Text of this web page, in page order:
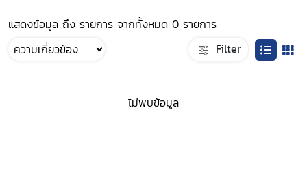
แสดงข้อมูล ถึง รายการ จากทั้งหมด 0 รายการ
Filter
ไม่พบข้อมูล